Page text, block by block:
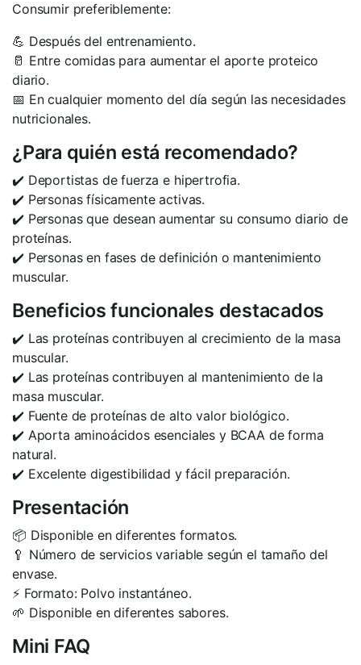
Consumir preferiblemente:
💪 Después del entrenamiento.
🥛 Entre comidas para aumentar el aporte proteico
diario.
📅 En cualquier momento del día según las necesidades
nutricionales.
¿Para quién está recomendado?
✔️ Deportistas de fuerza e hipertrofia.
✔️ Personas físicamente activas.
✔️ Personas que desean aumentar su consumo diario de
proteínas.
✔️ Personas en fases de definición o mantenimiento
muscular.
Beneficios funcionales destacados
✔️ Las proteínas contribuyen al crecimiento de la masa
muscular.
✔️ Las proteínas contribuyen al mantenimiento de la
masa muscular.
✔️ Fuente de proteínas de alto valor biológico.
✔️ Aporta aminoácidos esenciales y BCAA de forma
natural.
✔️ Excelente digestibilidad y fácil preparación.
Presentación
📦 Disponible en diferentes formatos.
🥄 Número de servicios variable según el tamaño del
envase.
⚡ Formato: Polvo instantáneo.
🌱 Disponible en diferentes sabores.
Mini FAQ